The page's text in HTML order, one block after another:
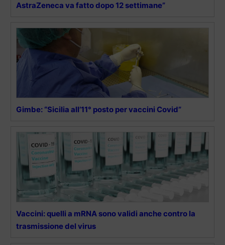
AstraZeneca va fatto dopo 12 settimane”
Gimbe: “Sicilia all’11° posto per vaccini Covid”
Vaccini: quelli a mRNA sono validi anche contro la
trasmissione del virus